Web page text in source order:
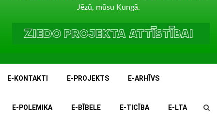
Jēzū, mūsu Kungā.
E-KONTAKTI E-PROJEKTS E-ARHĪVS
E-POLEMIKA E-BĪBELE E-TICĪBA E-LTA